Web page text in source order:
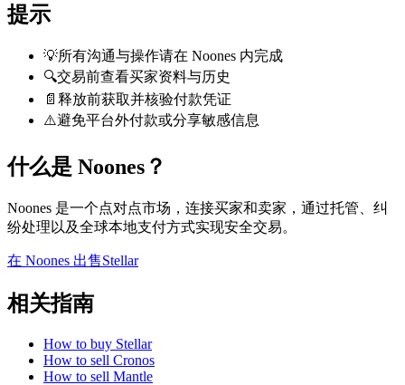
提示
💡所有沟通与操作请在 Noones 内完成
🔍交易前查看买家资料与历史
📄 释放前获取并核验付款凭证
⚠️避免平台外付款或分享敏感信息
什么是 Noones？
Noones 是一个点对点市场，连接买家和卖家，通过托管、纠
纷处理以及全球本地支付方式实现安全交易。
在 Noones 出售Stellar
相关指南
How to buy Stellar
How to sell Cronos
How to sell Mantle